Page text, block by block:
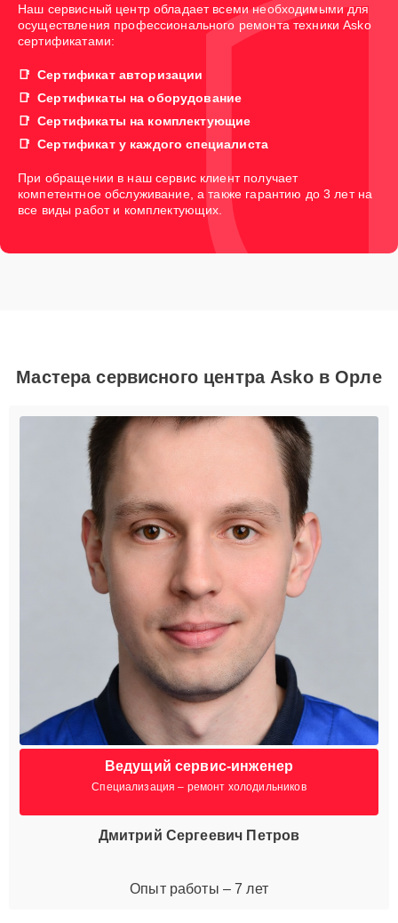
Наш сервисный центр обладает всеми необходимыми для
осуществления профессионального ремонта техники Asko
сертификатами:
Сертификат авторизации
Сертификаты на оборудование
Сертификаты на комплектующие
Сертификат у каждого специалиста
При обращении в наш сервис клиент получает
компетентное обслуживание, а также гарантию до 3 лет на
все виды работ и комплектующих.
Мастера сервисного центра Asko в Орле
Ведущий сервис-инженер
Специализация – ремонт холодильников
Дмитрий Сергеевич Петров
Опыт работы – 7 лет